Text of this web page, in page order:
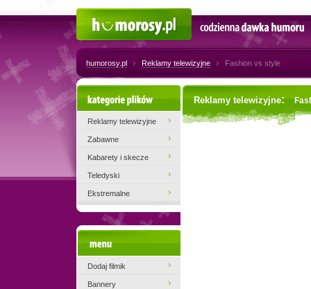
Codzienna dawka humoru
humorosy.pl Reklamy telewizyjne Fashion vs style
Reklamy telewizyjne:
Kategorie plików
Reklamy telewizyjne
Zabawne
Kabarety i skecze
Teledyski
Ekstremalne
Dodaj filmik
Bannery